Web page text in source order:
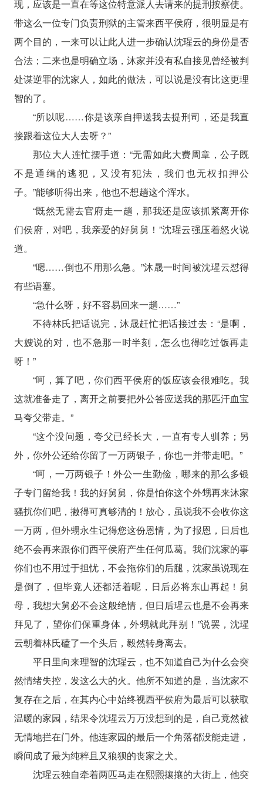
现，应该是一直在等这位特意派人去请来的提刑按察使。
带这么一位专门负责刑狱的主管来西平侯府，很明显是有
两个目的，一来可以让此人进一步确认沈瑆云的身份是否
合法；二来也是明确立场，沐家并没有私自接见曾经被判
处谋逆罪的沈家人，如此的做法，可以说是没有比这更理
智的了。
“所以呢……你是该亲自押送我去提刑司，还是我直
接跟着这位大人去呀？”
那位大人连忙摆手道：“无需如此大费周章，公子既
不是通缉的逃犯，又没有犯法，我们也无权扣押公
子。”能够听得出来，他也不想趟这个浑水。
“既然无需去官府走一趟，那我还是应该抓紧离开你
们侯府，对吧，我亲爱的好舅舅！”沈瑆云强压着怒火说
道。
“嗯……倒也不用那么急。”沐晟一时间被沈瑆云怼得
有些语塞。
“急什么呀，好不容易回来一趟……”
不待林氏把话说完，沐晟赶忙把话接过去：“是啊，
大嫂说的对，也不急那一时半刻，怎么也得吃过饭再走
呀！”
“呵，算了吧，你们西平侯府的饭应该会很难吃。我
这就准备走了，离开之前要把外公答应送我的那匹汗血宝
马夸父带走。”
“这个没问题，夸父已经长大，一直有专人驯养；另
外，你外公还给你留了一万两银子，你也一并带走吧。”
“呵，一万两银子！外公一生勤俭，哪来的那么多银
子专门留给我！我的好舅舅，你是怕你这个外甥再来沐家
骚扰你们吧，撇得可真够清的！放心，虽说我不会收你这
一万两，但外甥永生记得您这份恩情，为了报恩，日后也
绝不会再来跟你们西平侯府产生任何瓜葛。我们沈家的事
你们也不用过于担忧，不会拖你们的后腿，沈家虽说现在
是倒了，但毕竟人还都活着呢，日后必将东山再起！舅
母，我想大舅必不会这般绝情，但日后瑆云也是不会再来
拜见了，望你们保重身体，外甥就此拜别！”说罢，沈瑆
云朝着林氏磕了一个头后，毅然转身离去。
平日里向来理智的沈瑆云，也不知道自己为什么会突
然情绪失控，发这么大的火。他所不知道的是，当沈家不
复存在之后，在其内心中始终视西平侯府为最后可以获取
温暖的家园，结果令沈瑆云万万没想到的是，自己竟然被
无情地拦在门外。他连家园的最后一个角落都没能走进，
瞬间成了最为纯粹且又狼狈的丧家之犬。
沈瑆云独自牵着两匹马走在熙熙攘攘的大街上，他突